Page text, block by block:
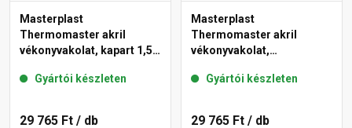
Masterplast
Thermomaster akril
vékonyvakolat, kapart 1,5
Gyártói készleten
29 765 Ft / db
Masterplast
Thermomaster akril
vékonyvakolat,
10-D 25 kg
Gyártói készleten
29 765 Ft / db